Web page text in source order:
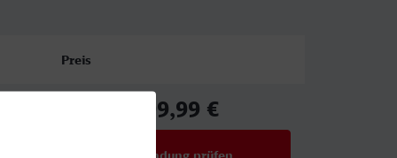
Preis
99,99 €
Verbindung prüfen